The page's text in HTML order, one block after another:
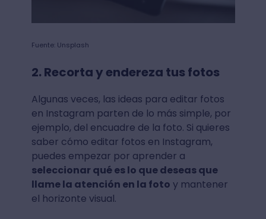
Fuente: Unsplash
2. Recorta y endereza tus fotos
Algunas veces, las ideas para editar fotos
en Instagram parten de lo más simple, por
ejemplo, del encuadre de la foto. Si quieres
saber cómo editar fotos en Instagram,
puedes empezar por aprender a
seleccionar qué es lo que deseas que
llame la atención en la foto y mantener
el horizonte visual.